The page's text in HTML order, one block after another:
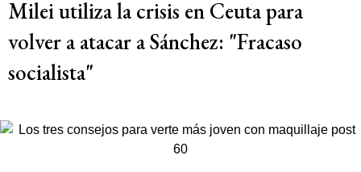
Milei utiliza la crisis en Ceuta para
volver a atacar a Sánchez: "Fracaso
socialista"